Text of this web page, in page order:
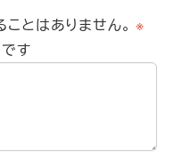
とはありません。 ※
す